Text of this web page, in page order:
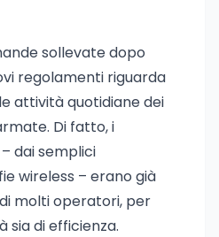
sollevate dopo
regolamenti riguarda
attività quotidiane dei
Di fatto, i
dai semplici
wireless – erano già
molti operatori, per
sia di efficienza.